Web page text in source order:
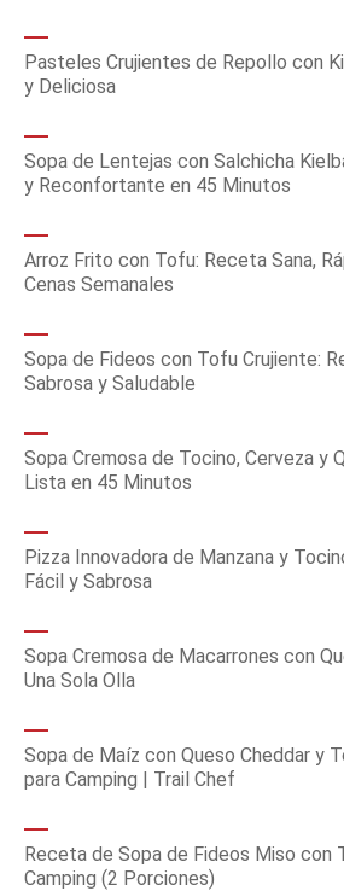
Pasteles Crujientes de Repollo con
y Deliciosa
Sopa de Lentejas con Salchicha
y Reconfortante en 45 Minutos
Arroz Frito con Tofu: Receta Sana,
Cenas Semanales
Sopa de Fideos con Tofu Crujiente:
Sabrosa y Saludable
Sopa Cremosa de Tocino, Cerveza y
Lista en 45 Minutos
Pizza Innovadora de Manzana y
Fácil y Sabrosa
Sopa Cremosa de Macarrones con
Una Sola Olla
Sopa de Maíz con Queso Cheddar y
para Camping | Trail Chef
Receta de Sopa de Fideos Miso con
Camping (2 Porciones)